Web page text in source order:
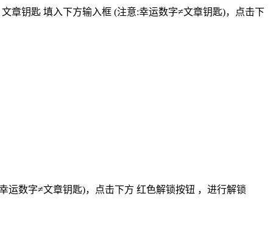
文章钥匙 填入下方输入框 (注意:幸运数字≠文章钥匙)，点击下
运数字≠文章钥匙)，点击下方 红色解锁按钮 ，进行解锁